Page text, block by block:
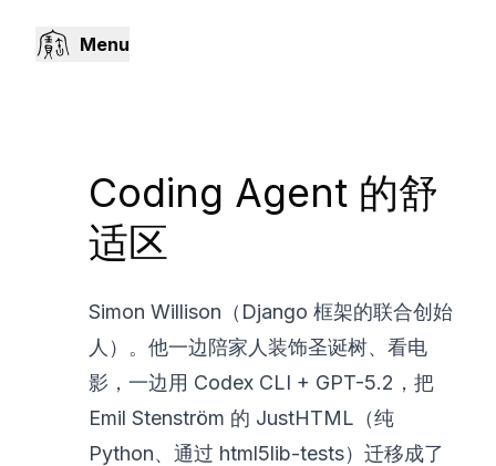
Menu
Coding Agent 的舒
适区
Simon Willison（Django 框架的联合创始
人）。他一边陪家人装饰圣诞树、看电
影，一边用 Codex CLI + GPT-5.2，把
Emil Stenström 的 JustHTML（纯
Python、通过 html5lib-tests）迁移成了